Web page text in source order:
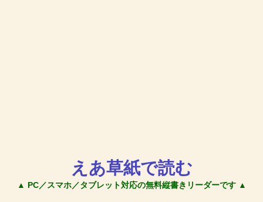
えあ草紙で読む
▲ PC／スマホ／タブレット対応の無料縦書きリーダーです ▲